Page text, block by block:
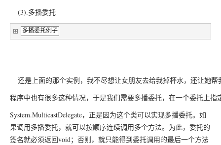
	(3).多播委托
多播委托例子
还是上面的那个实例，我不尽想让女朋友去给我掉杯水，还让她
程序中也有很多这种情况，于是我们需要多播委托，在一个委托上
System.MulticastDelegate，正是因为这个类可以实现多播委托。 如
果调用多播委托，就可以按顺序连续调用多个方法。为此，委托的
签名就必须返回void；否则，就只能得到委托调用的最后一个方法